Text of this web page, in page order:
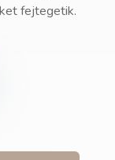
fejtegetik.